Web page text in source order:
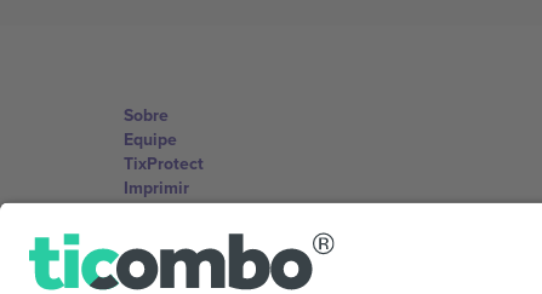
Sobre
Equipe
TixProtect
Imprimir
Termos e Condições
Programa de afiliados